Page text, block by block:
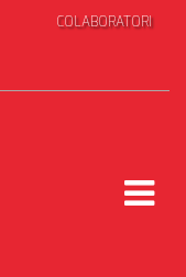
COLABORATORI